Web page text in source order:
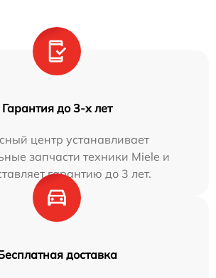
Гарантия до 3-х лет
центр устанавливает
запчасти техники Miele и
гарантию до 3 лет.
доставка